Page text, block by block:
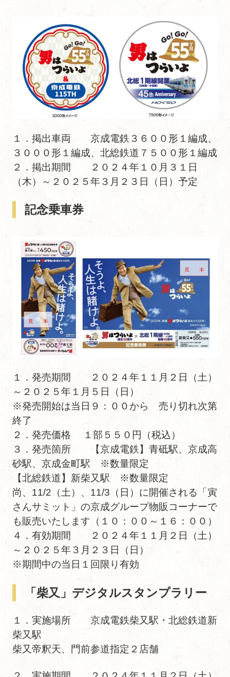
１．掲出車両 京成電鉄３６００形１編成、
３０００形１編成、北総鉄道７５００形１編成
２．掲出期間 ２０２４年１０月３１日
（木）～２０２５年３月２３日（日）予定
記念乗車券
１．発売期間 ２０２４年１１月２日（土）
～２０２５年１月５日（日）
※発売開始は当日９：００から 売り切れ次第
終了
２．発売価格 １部５５０円（税込）
３．発売箇所 【京成電鉄】青砥駅、京成高
砂駅、京成金町駅 ※数量限定
【北総鉄道】新柴又駅 ※数量限定
尚、11/2（土）、11/3（日）に開催される「寅
さんサミット」の京成グループ物販コーナーで
も販売いたします（１０：００～１６：００）
４．有効期間 ２０２４年１１月２日（土）
～２０２５年３月２３日（日）
※期間中の当日１回限り有効
「柴又」デジタルスタンプラリー
１．実施場所 京成電鉄柴又駅・北総鉄道新
柴又駅
柴又帝釈天、門前参道指定２店舗